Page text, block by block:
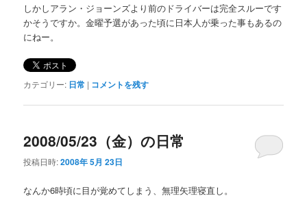
しかしアラン・ジョーンズより前のドライバーは完全スルーです
かそうですか。金曜予選があった頃に日本人が乗った事もあるの
にねー。
カテゴリー: 日常 | コメントを残す
2008/05/23（金）の日常
投稿日時:2008年 5月 23日
なんか6時頃に目が覚めてしまう、無理矢理寝直し。